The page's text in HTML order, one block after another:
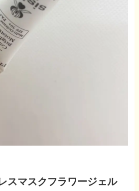
スマスクフラワージェル